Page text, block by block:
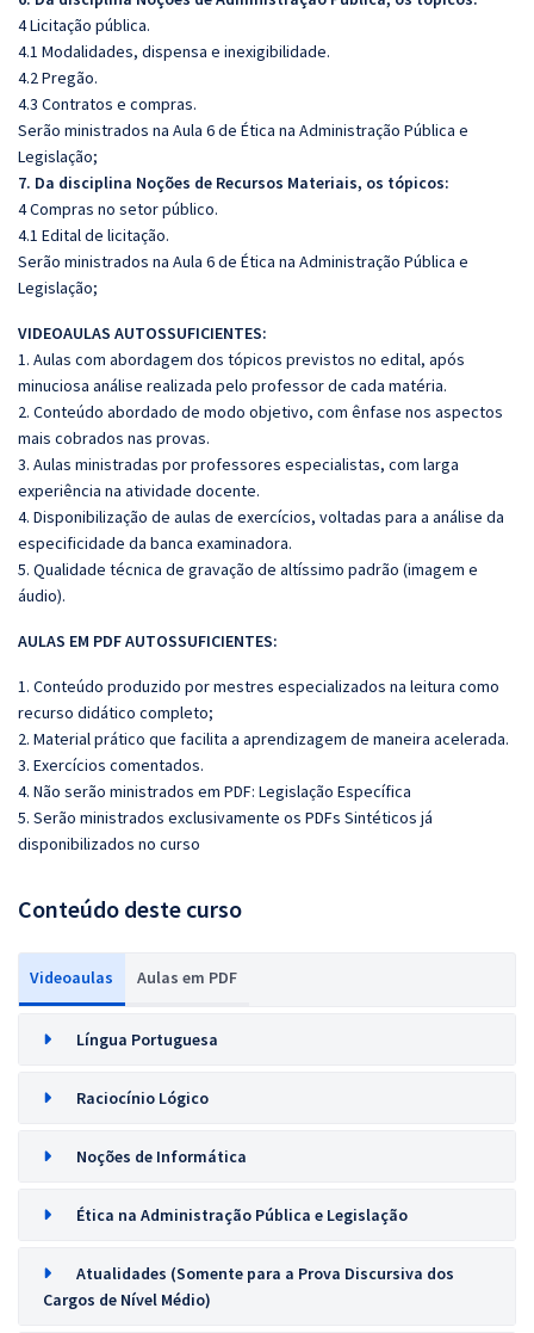
4 Licitação pública.
4.1 Modalidades, dispensa e inexigibilidade.
4.2 Pregão.
4.3 Contratos e compras.
Serão ministrados na Aula 6 de Ética na Administração Pública e
Legislação;
7. Da disciplina Noções de Recursos Materiais, os tópicos:
4 Compras no setor público.
4.1 Edital de licitação.
Serão ministrados na Aula 6 de Ética na Administração Pública e
Legislação;
VIDEOAULAS AUTOSSUFICIENTES:
1. Aulas com abordagem dos tópicos previstos no edital, após
minuciosa análise realizada pelo professor de cada matéria.
2. Conteúdo abordado de modo objetivo, com ênfase nos aspectos
mais cobrados nas provas.
3. Aulas ministradas por professores especialistas, com larga
experiência na atividade docente.
4. Disponibilização de aulas de exercícios, voltadas para a análise da
especificidade da banca examinadora.
5. Qualidade técnica de gravação de altíssimo padrão (imagem e
áudio).
AULAS EM PDF AUTOSSUFICIENTES:
1. Conteúdo produzido por mestres especializados na leitura como
recurso didático completo;
2. Material prático que facilita a aprendizagem de maneira acelerada.
3. Exercícios comentados.
4. Não serão ministrados em PDF: Legislação Específica
5. Serão ministrados exclusivamente os PDFs Sintéticos já
disponibilizados no curso
Conteúdo deste curso
Videoaulas Aulas em PDF
Língua Portuguesa
Raciocínio Lógico
Noções de Informática
Ética na Administração Pública e Legislação
Atualidades (Somente para a Prova Discursiva dos
Cargos de Nível Médio)